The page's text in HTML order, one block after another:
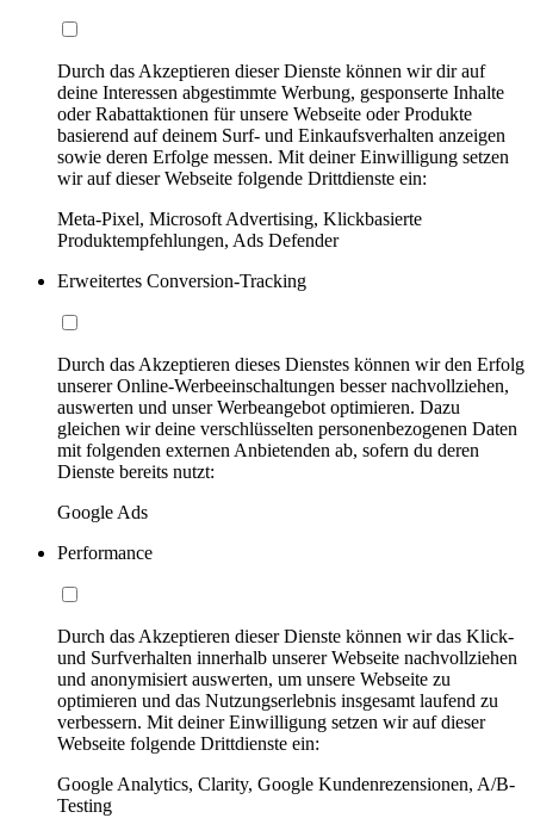
Durch das Akzeptieren dieser Dienste können wir dir auf
deine Interessen abgestimmte Werbung, gesponserte Inhalte
oder Rabattaktionen für unsere Webseite oder Produkte
basierend auf deinem Surf- und Einkaufsverhalten anzeigen
sowie deren Erfolge messen. Mit deiner Einwilligung setzen
wir auf dieser Webseite folgende Drittdienste ein:
Meta-Pixel, Microsoft Advertising, Klickbasierte
Produktempfehlungen, Ads Defender
Erweitertes Conversion-Tracking
Durch das Akzeptieren dieses Dienstes können wir den Erfolg
unserer Online-Werbeeinschaltungen besser nachvollziehen,
auswerten und unser Werbeangebot optimieren. Dazu
gleichen wir deine verschlüsselten personenbezogenen Daten
mit folgenden externen Anbietenden ab, sofern du deren
Dienste bereits nutzt:
Google Ads
Performance
Durch das Akzeptieren dieser Dienste können wir das Klick-
und Surfverhalten innerhalb unserer Webseite nachvollziehen
und anonymisiert auswerten, um unsere Webseite zu
optimieren und das Nutzungserlebnis insgesamt laufend zu
verbessern. Mit deiner Einwilligung setzen wir auf dieser
Webseite folgende Drittdienste ein:
Google Analytics, Clarity, Google Kundenrezensionen, A/B-
Testing